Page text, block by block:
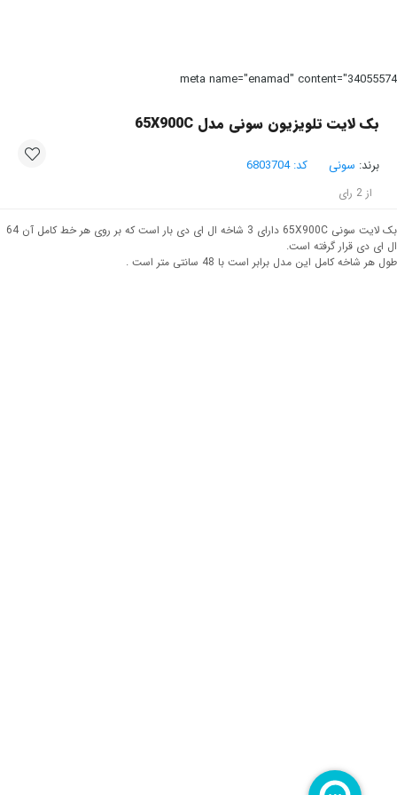
meta name="enamad"
بک لایت تلویزیون سونی مدل 65X900C
برند:سونی کد:6803704
2 رای
بک لایت سونی 65X900C دارای 3 شاخه ال ای دی بار است که بر روی هر خط کامل آن 64
دی قرار گرفته است.
شاخه کامل این مدل برابر است با 48 سانتی متر است .